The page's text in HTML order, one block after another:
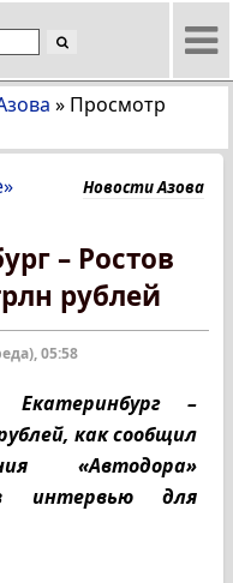
» Просмотр
Новости Азова
– Ростов
рублей
05:58
Екатеринбург –
как сообщил
«Автодора»
интервью для